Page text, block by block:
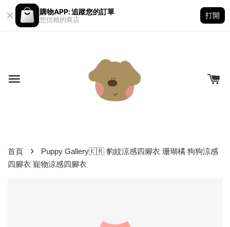
購物APP: 追蹤您的訂單
您信賴的商店
打開
首頁 ›
Puppy Gallery🇰🇷 豹紋涼感四腳衣 珊瑚橘 狗狗涼感
四腳衣 寵物涼感四腳衣